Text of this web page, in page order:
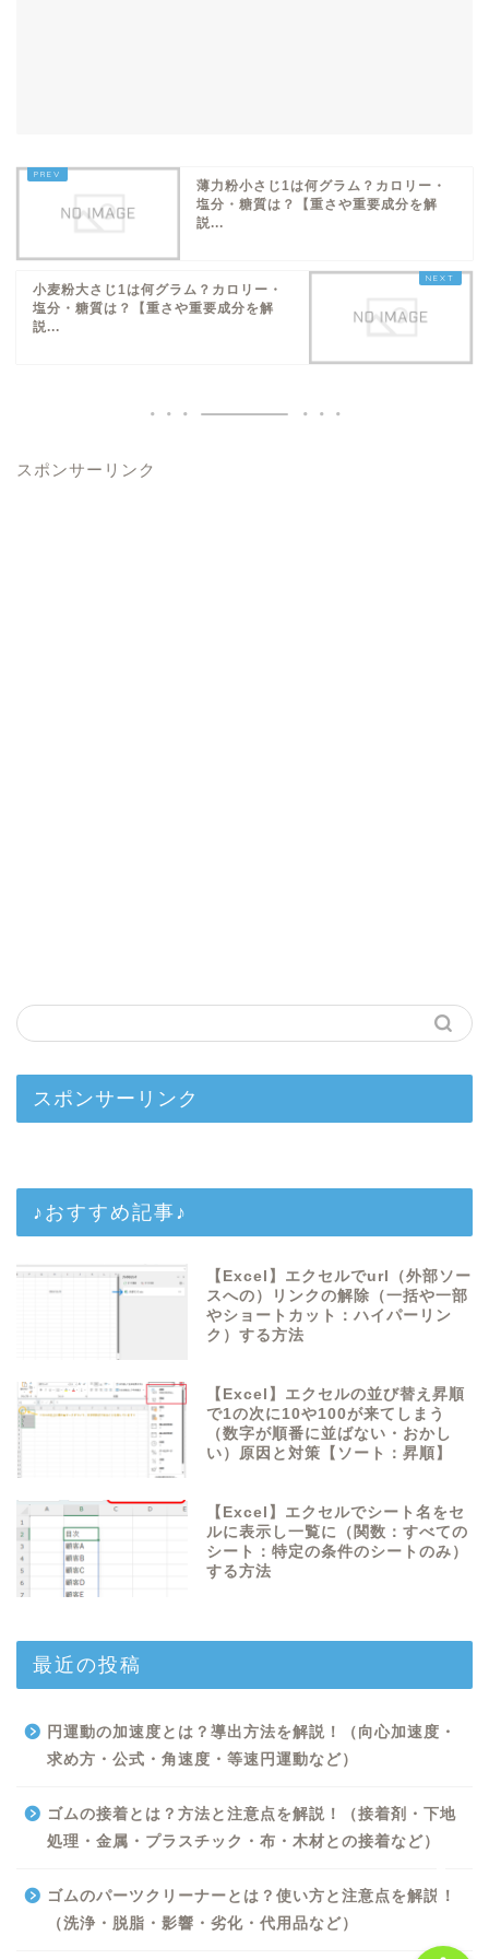
薄力粉小さじ1は何グラム？カロリー・
塩分・糖質は？【重さや重要成分を解
説...
小麦粉大さじ1は何グラム？カロリー・
塩分・糖質は？【重さや重要成分を解
説...
スポンサーリンク
スポンサーリンク
♪おすすめ記事♪
【Excel】エクセルでurl（外部ソー
スへの）リンクの解除（一括や一部
やショートカット：ハイパーリン
ク）する方法
【Excel】エクセルの並び替え昇順
で1の次に10や100が来てしまう
（数字が順番に並ばない・おかし
い）原因と対策【ソート：昇順】
【Excel】エクセルでシート名をセ
ルに表示し一覧に（関数：すべての
シート：特定の条件のシートのみ）
する方法
最近の投稿
円運動の加速度とは？導出方法を解説！（向心加速度・
求め方・公式・角速度・等速円運動など）
ゴムの接着とは？方法と注意点を解説！（接着剤・下地
処理・金属・プラスチック・布・木材との接着など）
ゴムのパーツクリーナーとは？使い方と注意点を解説！
（洗浄・脱脂・影響・劣化・代用品など）
Excel
Python
WORD